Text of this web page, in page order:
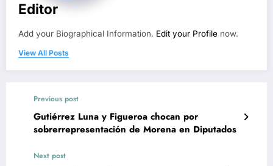
Editor
Add your Biographical Information. Edit your Profile now.
View All Posts
Previous post
Gutiérrez Luna y Figueroa chocan por
sobrerrepresentación de Morena en Diputados
Next post